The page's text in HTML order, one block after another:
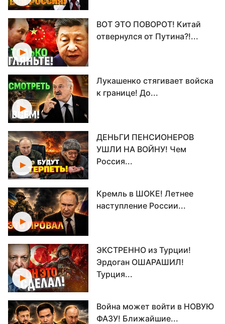
ВОТ ЭТО ПОВОРОТ! Китай
отвернулся от Путина?!...
Лукашенко стягивает войска
к границе! До...
ДЕНЬГИ ПЕНСИОНЕРОВ
УШЛИ НА ВОЙНУ! Чем
Россия...
Кремль в ШОКЕ! Летнее
наступление России...
ЭКСТРЕННО из Турции!
Эрдоган ОШАРАШИЛ!
Турция...
Война может войти в НОВУЮ
ФАЗУ! Ближайшие...